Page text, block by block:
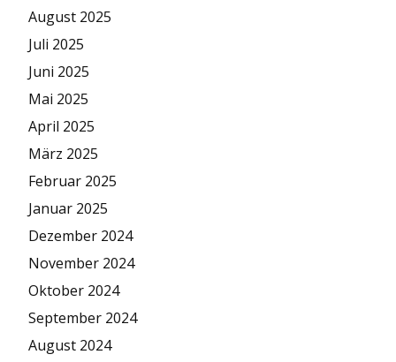
August 2025
Juli 2025
Juni 2025
Mai 2025
April 2025
März 2025
Februar 2025
Januar 2025
Dezember 2024
November 2024
Oktober 2024
September 2024
August 2024